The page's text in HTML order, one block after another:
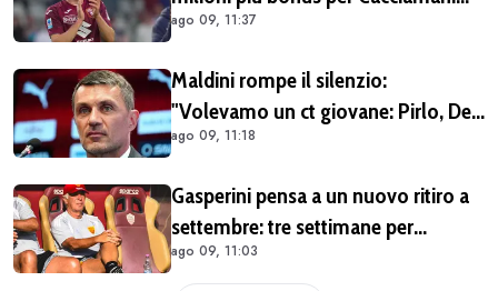
ma c'è distanza, interesse anche
Benevento
ago 09, 11:37
Maldini rompe il silenzio:
"Volevamo un ct giovane: Pirlo, De
Rossi o Grosso. Poi Malagò mi ha
decido io il Ct»"
ago 09, 11:18
Gasperini pensa a un nuovo ritiro a
settembre: tre settimane per
lavorare durante la sosta
ago 09, 11:03